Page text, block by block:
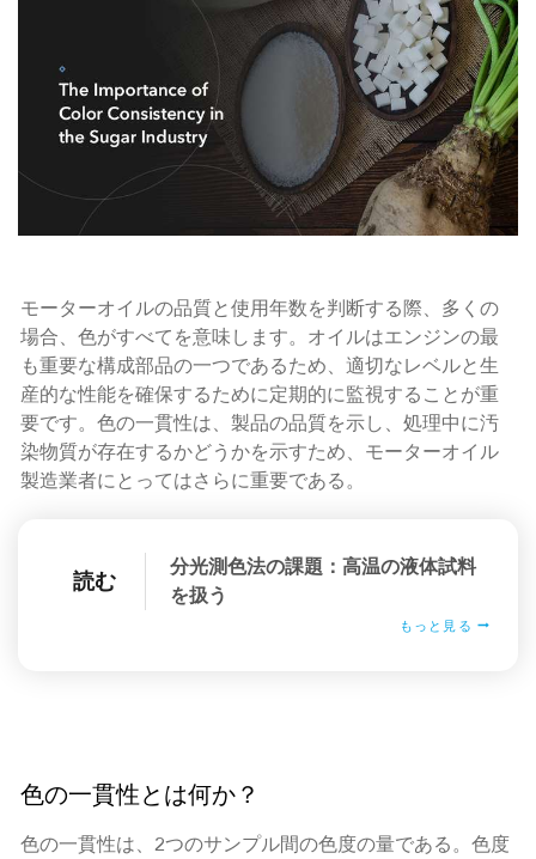
モーターオイルの品質と使用年数を判断する際、多くの
場合、色がすべてを意味します。オイルはエンジンの最
も重要な構成部品の一つであるため、適切なレベルと生
産的な性能を確保するために定期的に監視することが重
要です。色の一貫性は、製品の品質を示し、処理中に汚
染物質が存在するかどうかを示すため、モーターオイル
製造業者にとってはさらに重要である。
読む
分光測色法の課題：高温の液体試料
を扱う
もっと見る
色の一貫性とは何か？
色の一貫性は、2つのサンプル間の色度の量である。色度